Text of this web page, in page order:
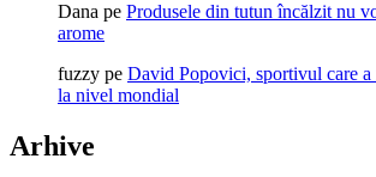
Dana pe Produsele din tutun încălzit nu
arome
fuzzy pe David Popovici, sportivul care a
la nivel mondial
Arhive